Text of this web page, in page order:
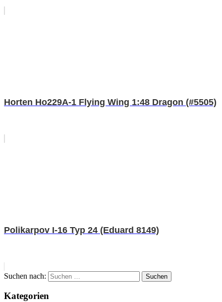
Horten Ho229A-1 Flying Wing 1:48 Dragon (#5505)
Polikarpov I-16 Typ 24 (Eduard 8149)
Suchen nach: Suchen
Kategorien